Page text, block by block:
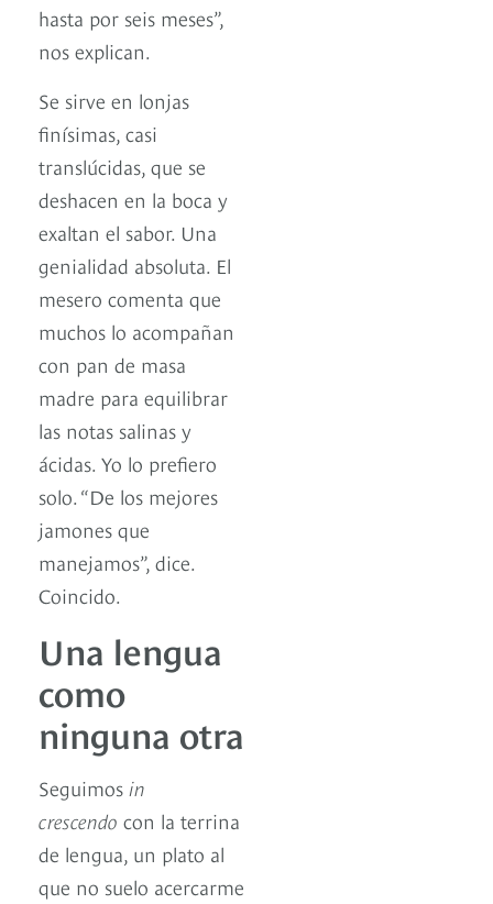
hasta por seis meses”,
nos explican.
Se sirve en lonjas
finísimas, casi
translúcidas, que se
deshacen en la boca y
exaltan el sabor. Una
genialidad absoluta. El
mesero comenta que
muchos lo acompañan
con pan de masa
madre para equilibrar
las notas salinas y
ácidas. Yo lo prefiero
solo. “De los mejores
jamones que
manejamos”, dice.
Coincido.
Una lengua
como
ninguna otra
Seguimos in
crescendo con la terrina
de lengua, un plato al
que no suelo acercarme